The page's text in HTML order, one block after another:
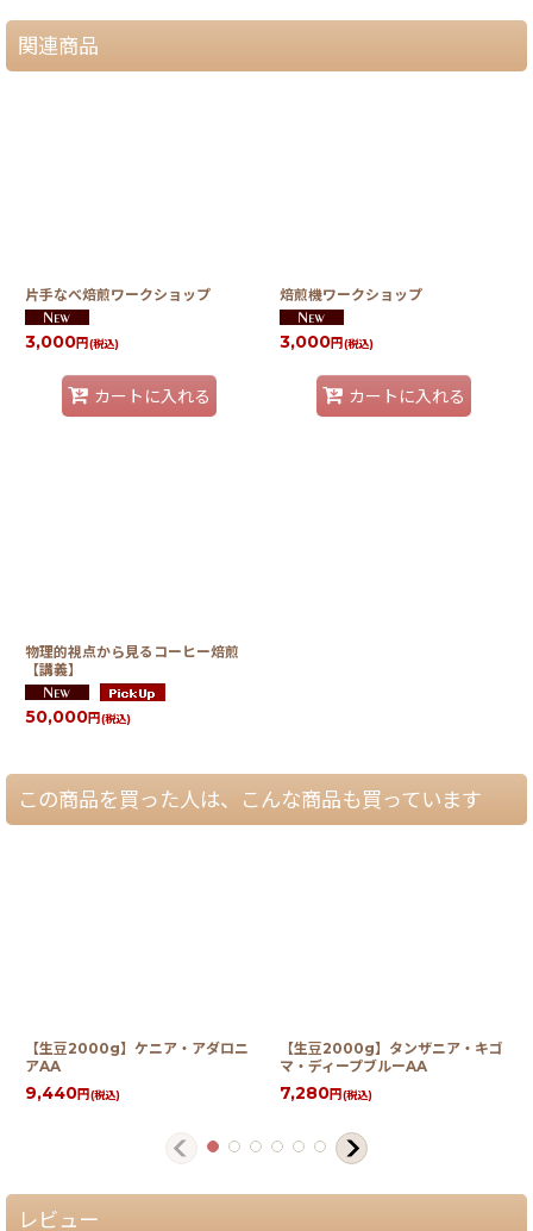
関連商品
片手なべ焙煎ワークショップ
3,000円(税込)
カートに入れる
焙煎機ワークショップ
3,000円(税込)
カートに入れる
物理的視点から見るコーヒー焙煎
【講義】
50,000円(税込)
この商品を買った人は、こんな商品も買っています
【生豆2000g】ケニア・アダロニ
アAA
9,440円(税込)
【生豆2000g】タンザニア・キゴ
マ・ディープブルーAA
7,280円(税込)
レビュー